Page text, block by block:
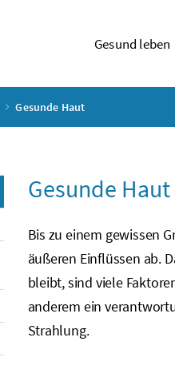
Gesund leben
Gesunde Haut
Gesunde Haut
Bis zu einem gewissen
äußeren Einflüssen ab.
bleibt, sind viele
anderem ein
Strahlung.